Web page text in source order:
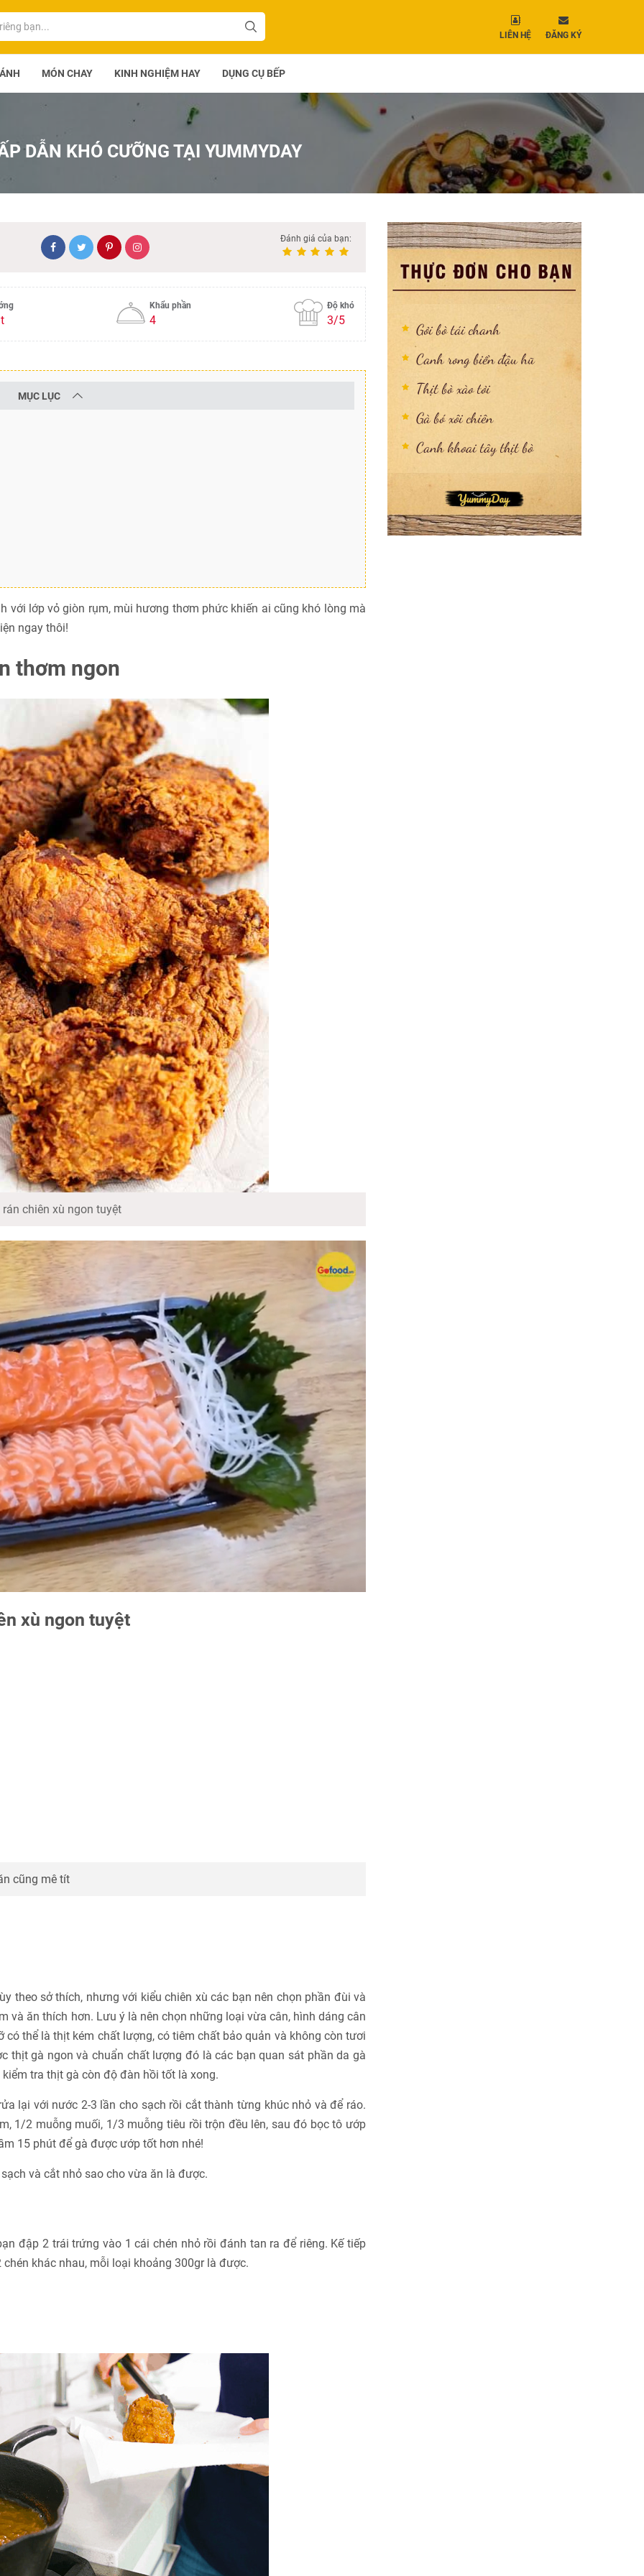
LIÊN HỆ ĐĂNG KÝ
MÓN CHAY KINH NGHIỆM HAY DỤNG CỤ BẾP
DẪN KHÓ CƯỠNG TẠI YUMMYDAY
Đánh giá của bạn:
Khẩu phần
4
Độ khó
3/5
MỤC LỤC
với lớp vỏ giòn rụm, mùi hương thơm phức khiến ai cũng khó lòng mà
ngay thôi!
thơm ngon
rán chiên xù ngon tuyệt
xù ngon tuyệt
cũng mê tít
theo sở thích, nhưng với kiểu chiên xù các bạn nên chọn phần đùi và
và ăn thích hơn. Lưu ý là nên chọn những loại vừa cân, hình dáng cân
thể là thịt kém chất lượng, có tiêm chất bảo quản và không còn tươi
thịt gà ngon và chuẩn chất lượng đó là các bạn quan sát phần da gà
tra thịt gà còn độ đàn hồi tốt là xong.
lại với nước 2-3 lần cho sạch rồi cắt thành từng khúc nhỏ và để ráo.
1/2 muỗng muối, 1/3 muỗng tiêu rồi trộn đều lên, sau đó bọc tô ướp
15 phút để gà được ướp tốt hơn nhé!
và cắt nhỏ sao cho vừa ăn là được.
đập 2 trái trứng vào 1 cái chén nhỏ rồi đánh tan ra để riêng. Kế tiếp
khác nhau, mỗi loại khoảng 300gr là được.
Gỏi bò tái chanh
Canh rong biển đậu hũ
Thịt bò xào tỏi
Gà bó xôi chiên
Canh khoai tây thịt bò